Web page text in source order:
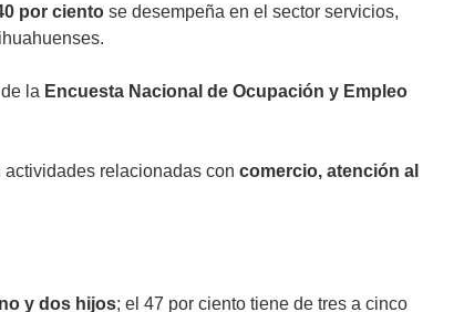
por ciento se desempeña en el sector servicios,
la Encuesta Nacional de Ocupación y Empleo
relacionadas con comercio, atención al
y dos hijos; el 47 por ciento tiene de tres a cinco